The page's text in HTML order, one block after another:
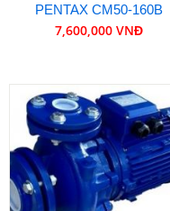
PENTAX CM50-160B
7,600,000 VNĐ